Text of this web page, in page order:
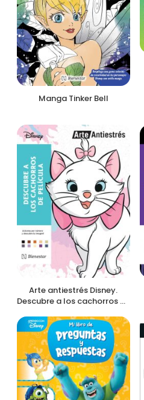
Manga Tinker Bell
Arte antiestrés Disney.
Descubre a los cachorros de